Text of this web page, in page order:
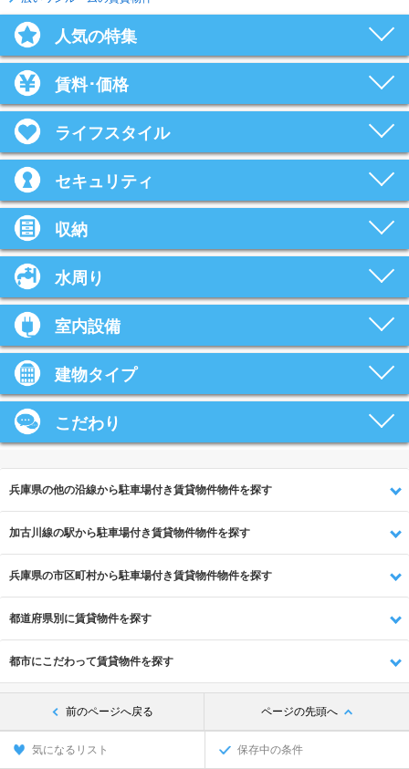
人気の特集
賃料･価格
ライフスタイル
セキュリティ
収納
水周り
室内設備
建物タイプ
こだわり
兵庫県の他の沿線から駐車場付き賃貸物件物件を探す
加古川線の駅から駐車場付き賃貸物件物件を探す
兵庫県の市区町村から駐車場付き賃貸物件物件を探す
都道府県別に賃貸物件を探す
都市にこだわって賃貸物件を探す
前のページへ戻る ページの先頭へ
気になるリスト 保存中の条件